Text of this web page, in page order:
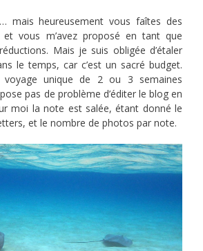
mais heureusement vous faîtes des
et vous m’avez proposé en tant que
Mais je suis obligée d’étaler
le temps, car c’est un sacré budget.
voyage unique de 2 ou 3 semaines
pas de problème d’éditer le blog en
moi la note est salée, étant donné le
et le nombre de photos par note.